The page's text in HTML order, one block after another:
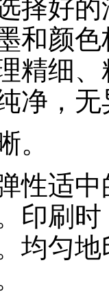
好的
和颜
精细
净，
适中
印刷
均匀